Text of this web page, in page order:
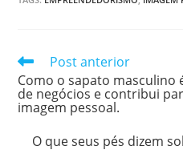
Post anterior
Como o sapato
de negócios e contribui
imagem pessoal.
O que seus pés dizem